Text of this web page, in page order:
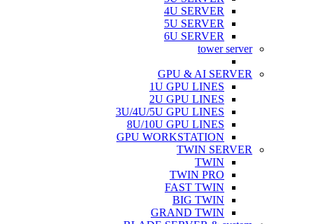
4U SERVER
5U SERVER
6U SERVER
tower server
GPU & AI SERVER
1U GPU LINES
2U GPU LINES
3U/4U/5U GPU LINES
8U/10U GPU LINES
GPU WORKSTATION
TWIN SERVER
TWIN
TWIN PRO
FAST TWIN
BIG TWIN
GRAND TWIN